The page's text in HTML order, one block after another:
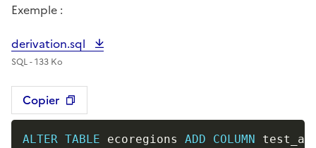
Exemple :
derivation.sql
SQL - 133 Ko
Copier
ALTER TABLE ecoregions ADD COLUMN